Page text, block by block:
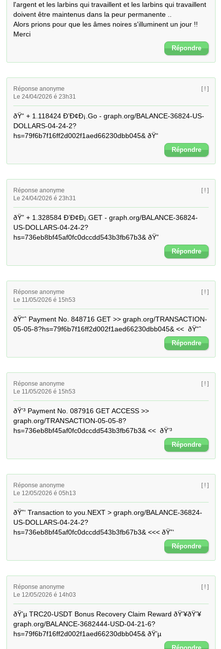
l'argent et les larbins qui travaillent et les larbins qui travaillent
doivent être maintenus dans la peur permanente ..
Alors prions pour que les âmes noires s'illuminent un jour !!
Merci
Répondre
Réponse anonyme
Le 24/04/2026 é 23h31
[ ! ]
ðŸ“ + 1.118424 Ð’Ð¢Ð¡.Go - graph.org/BALANCE-36824-US-
DOLLARS-04-24-2?
hs=79f6b7f16ff2d002f1aed66230dbb045& ðŸ“
Répondre
Réponse anonyme
Le 24/04/2026 é 23h31
[ ! ]
ðŸ” + 1.328584 Ð’Ð¢Ð¡.GET - graph.org/BALANCE-36824-
US-DOLLARS-04-24-2?
hs=736eb8bf45af0fc0dccdd543b3fb67b3& ðŸ”
Répondre
Réponse anonyme
Le 11/05/2026 é 15h53
[ ! ]
ðŸ“ˆ Payment No. 848716 GET >> graph.org/TRANSACTION-
05-05-8?hs=79f6b7f16ff2d002f1aed66230dbb045& <<  ðŸ“ˆ
Répondre
Réponse anonyme
Le 11/05/2026 é 15h53
[ ! ]
ðŸ’³ Payment No. 087916 GET ACCESS >>
graph.org/TRANSACTION-05-05-8?
hs=736eb8bf45af0fc0dccdd543b3fb67b3& <<  ðŸ’³
Répondre
Réponse anonyme
Le 12/05/2026 é 05h13
[ ! ]
ðŸ”‘ Transaction to you.NEXT > graph.org/BALANCE-36824-
US-DOLLARS-04-24-2?
hs=736eb8bf45af0fc0dccdd543b3fb67b3& <<< ðŸ”‘
Répondre
Réponse anonyme
Le 12/05/2026 é 14h03
[ ! ]
ðŸ’µ TRC20-USDT Bonus Recovery Claim Reward ðŸ’¥ðŸ’¥
graph.org/BALANCE-3682444-USD-04-21-6?
hs=79f6b7f16ff2d002f1aed66230dbb045& ðŸ’µ